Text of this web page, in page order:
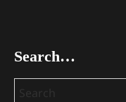
Search…